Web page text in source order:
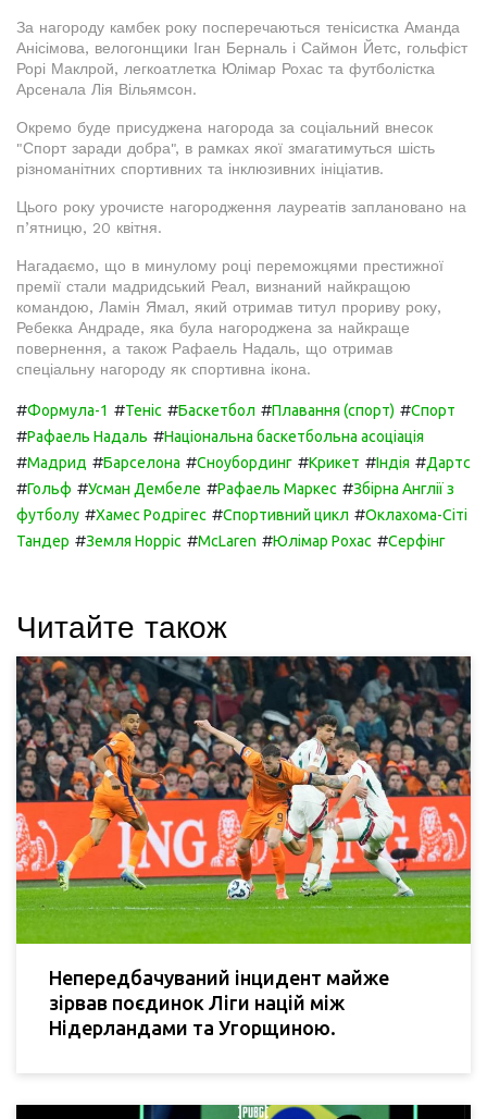
За нагороду камбек року посперечаються тенісистка Аманда
Анісімова, велогонщики Іган Берналь і Саймон Йетс, гольфіст
Рорі Маклрой, легкоатлетка Юлімар Рохас та футболістка
Арсенала Лія Вільямсон.
Окремо буде присуджена нагорода за соціальний внесок
"Спорт заради добра", в рамках якої змагатимуться шість
різноманітних спортивних та інклюзивних ініціатив.
Цього року урочисте нагородження лауреатів заплановано на
п’ятницю, 20 квітня.
Нагадаємо, що в минулому році переможцями престижної
премії стали мадридський Реал, визнаний найкращою
командою, Ламін Ямал, який отримав титул прориву року,
Ребекка Андраде, яка була нагороджена за найкраще
повернення, а також Рафаель Надаль, що отримав
спеціальну нагороду як спортивна ікона.
#Формула-1 #Теніс #Баскетбол #Плавання (спорт) #Спорт
#Рафаель Надаль #Національна баскетбольна асоціація
#Мадрид #Барселона #Сноубординг #Крикет #Індія #Дартс
#Гольф #Усман Дембеле #Рафаель Маркес #Збірна Англії з
футболу #Хамес Родрігес #Спортивний цикл #Оклахома-Сіті
Тандер #Земля Норріс #McLaren #Юлімар Рохас #Серфінг
Читайте також
Непередбачуваний інцидент майже
зірвав поєдинок Ліги націй між
Нідерландами та Угорщиною.